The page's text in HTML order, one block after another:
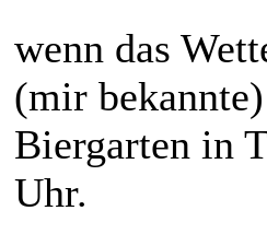
wenn das
(mir
Biergarten in
Uhr.